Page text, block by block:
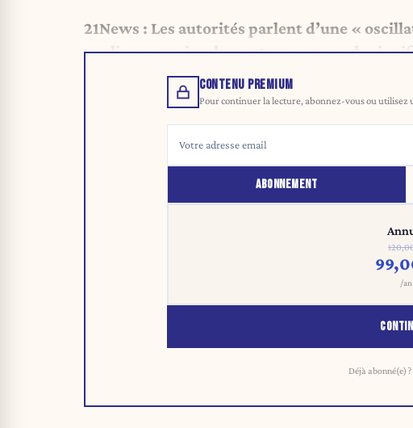
21News : Les autorités parlent d’une «
expliquer — simplement — ce que cela
CONTENU PREMIUM
Pour continuer la lecture, abonnez-vous ou utilisez
ABONNEMENT
/an
Déjà abonné(e) ?